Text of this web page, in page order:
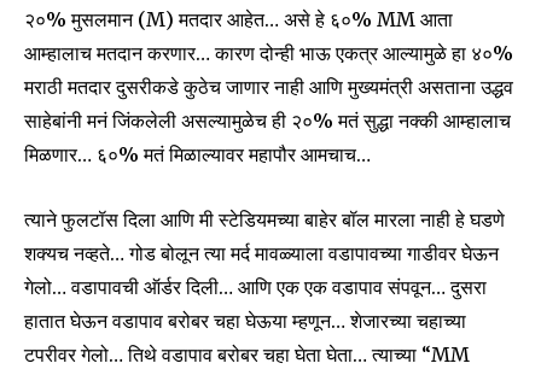
२०% मुसलमान (M) मतदार आहेत… असे हे ६०% MM आता
आम्हालाच मतदान करणार… कारण दोन्ही भाऊ एकत्र आल्यामुळे हा ४०%
मराठी मतदार दुसरीकडे कुठेच जाणार नाही आणि मुख्यमंत्री असताना उद्धव
साहेबांनी मनं जिंकलेली असल्यामुळेच ही २०% मतं सुद्धा नक्की आम्हालाच
मिळणार… ६०% मतं मिळाल्यावर महापौर आमचाच…
त्याने फुलटॉस दिला आणि मी स्टेडियमच्या बाहेर बॉल मारला नाही हे घडणे
शक्यच नव्हते… गोड बोलून त्या मर्द मावळ्याला वडापावच्या गाडीवर घेऊन
गेलो… वडापावची ऑर्डर दिली… आणि एक एक वडापाव संपवून… दुसरा
हातात घेऊन वडापाव बरोबर चहा घेऊया म्हणून… शेजारच्या चहाच्या
टपरीवर गेलो… तिथे वडापाव बरोबर चहा घेता घेता… त्याच्या “MM